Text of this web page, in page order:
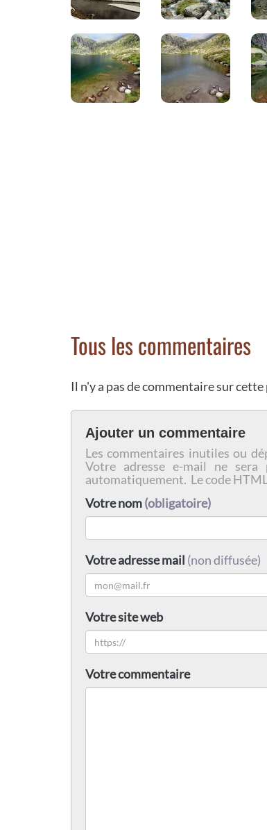
Tous les commentaires
Il n'y a pas de commentaire sur
Ajouter un commentaire
Les commentaires inutiles ou
Votre adresse e-mail ne
automatiquement. Le code
Votre nom(obligatoire)
Votre adresse mail (non diffusée)
Votre site web
Votre commentaire